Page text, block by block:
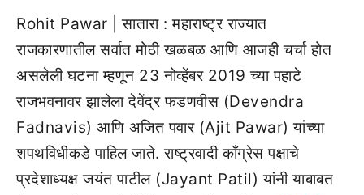
Rohit Pawar | सातारा : महाराष्ट्र राज्यात
राजकारणातील सर्वात मोठी खळबळ आणि आजही चर्चा होत
असलेली घटना म्हणून 23 नोव्हेंबर 2019 च्या पहाटे
राजभवनावर झालेला देवेंद्र फडणवीस (Devendra
Fadnavis) आणि अजित पवार (Ajit Pawar) यांच्या
शपथविधीकडे पाहिल जाते. राष्ट्रवादी काँग्रेस पक्षाचे
प्रदेशाध्यक्ष जयंत पाटील (Jayant Patil) यांनी याबाबत